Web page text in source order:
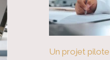
Un projet